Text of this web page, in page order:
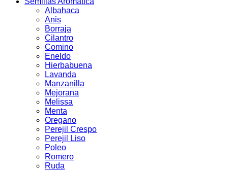
Albahaca
Anis
Borraja
Cilantro
Comino
Eneldo
Hierbabuena
Lavanda
Manzanilla
Mejorana
Melissa
Menta
Oregano
Perejil Crespo
Perejil Liso
Poleo
Romero
Ruda